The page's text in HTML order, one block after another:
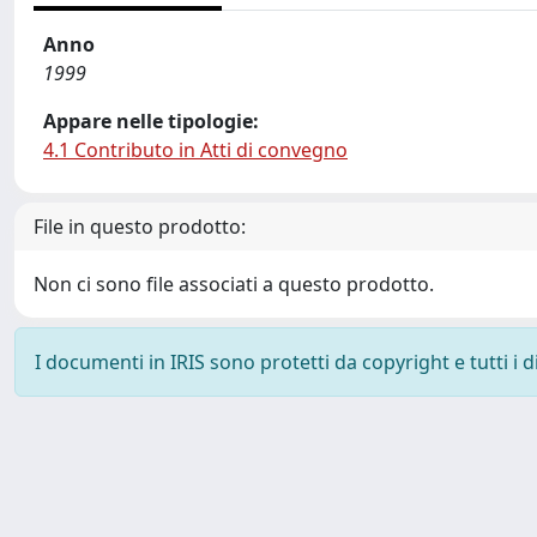
Anno
1999
Appare nelle tipologie:
4.1 Contributo in Atti di convegno
File in questo prodotto:
Non ci sono file associati a questo prodotto.
I documenti in IRIS sono protetti da copyright e tutti i